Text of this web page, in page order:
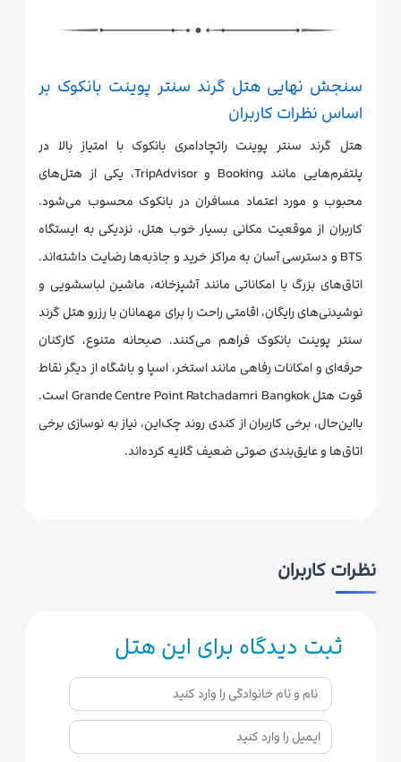
سنجش نهایی هتل گرند سنتر پوینت بانکوک بر
اساس نظرات کاربران
هتل گرند سنتر پوینت راتچادامری بانکوک با امتیاز بالا در
پلتفرم‌هایی مانند Booking و TripAdvisor، یکی از هتل‌های
محبوب و مورد اعتماد مسافران در بانکوک محسوب می‌شود.
کاربران از موقعیت مکانی بسیار خوب هتل، نزدیکی به ایستگاه
BTS و دسترسی آسان به مراکز خرید و جاذبه‌ها رضایت داشته‌اند.
اتاق‌های بزرگ با امکاناتی مانند آشپزخانه، ماشین لباسشویی و
نوشیدنی‌های رایگان، اقامتی راحت را برای مهمانان با رزرو هتل گرند
سنتر پوینت بانکوک فراهم می‌کنند. صبحانه متنوع، کارکنان
حرفه‌ای و امکانات رفاهی مانند استخر، اسپا و باشگاه از دیگر نقاط
قوت هتل Grande Centre Point Ratchadamri Bangkok است.
بااین‌حال، برخی کاربران از کندی روند چک‌این، نیاز به نوسازی برخی
اتاق‌ها و عایق‌بندی صوتی ضعیف گلایه کرده‌اند.
نظرات کاربران
ثبت دیدگاه برای این هتل